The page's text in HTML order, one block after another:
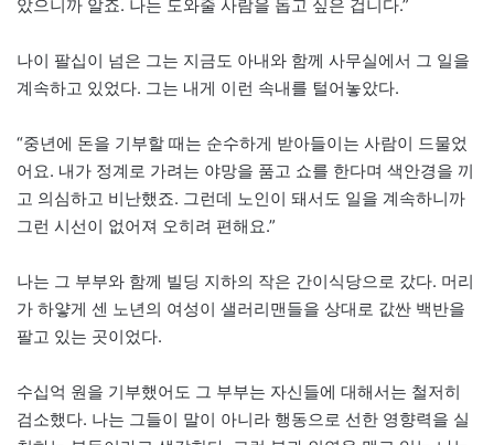
았으니까 알죠. 나는 도와줄 사람을 돕고 싶은 겁니다.”
나이 팔십이 넘은 그는 지금도 아내와 함께 사무실에서 그 일을
계속하고 있었다. 그는 내게 이런 속내를 털어놓았다.
“중년에 돈을 기부할 때는 순수하게 받아들이는 사람이 드물었
어요. 내가 정계로 가려는 야망을 품고 쇼를 한다며 색안경을 끼
고 의심하고 비난했죠. 그런데 노인이 돼서도 일을 계속하니까
그런 시선이 없어져 오히려 편해요.”
나는 그 부부와 함께 빌딩 지하의 작은 간이식당으로 갔다. 머리
가 하얗게 센 노년의 여성이 샐러리맨들을 상대로 값싼 백반을
팔고 있는 곳이었다.
수십억 원을 기부했어도 그 부부는 자신들에 대해서는 철저히
검소했다. 나는 그들이 말이 아니라 행동으로 선한 영향력을 실